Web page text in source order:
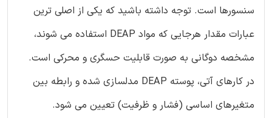
سنسورها است. توجه داشته باشید که یکی از اصلی ترین
عبارات مقدار هرجایی که مواد DEAP استفاده می شوند،
مشخصه دوگانی به صورت قابلیت حسگری و محرکی است.
در کارهای آتی، پوسته DEAP مدلسازی شده و رابطه بین
متغیرهای اساسی (فشار و ظرفیت) تعیین می شود.